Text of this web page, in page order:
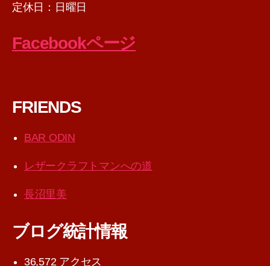
定休日：日曜日
Facebookページ
FRIENDS
BAR ODIN
レザークラフトマンへの道
長沼里美
ブログ統計情報
36,572 アクセス